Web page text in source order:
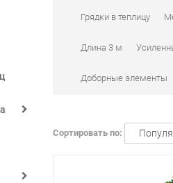
Грядки в теплицу
Длина 3 м
Доборные элементы
Сортировать по: